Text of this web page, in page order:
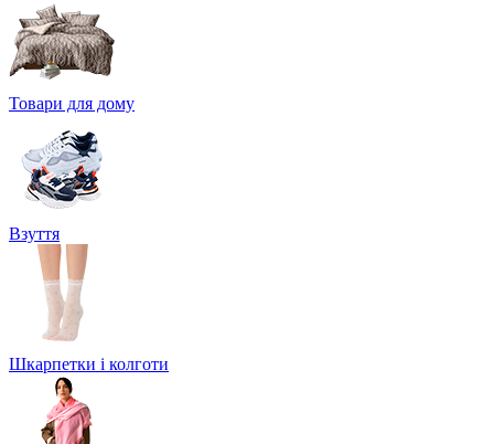
Товари для дому
Взуття
Шкарпетки і колготи